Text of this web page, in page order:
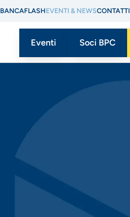
BANCAFLASHEVENTI & NEWSCONTATTI
Menu
Eventi Soci BPC